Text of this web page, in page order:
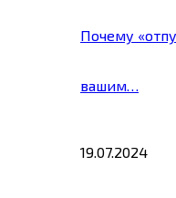
Почему
вашим…
19.07.2024